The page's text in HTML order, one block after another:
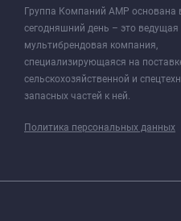
Группа Компаний АМР основана
сегодняшний день – это ведущая
мультибрендовая компания,
специализирующаяся на
сельскохозяйственной и
запасных частей к ней.
Политика персональных данных